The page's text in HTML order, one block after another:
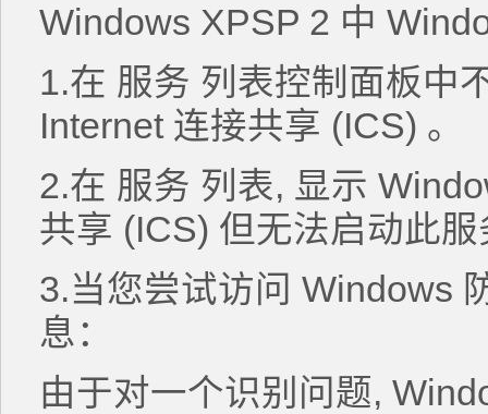
Windows XPSP 2 中
1.在 服务 列表控制面板中
Internet 连接共享 (ICS) 。
2.在 服务 列表, 显示
共享 (ICS) 但无法启动此
3.当您尝试访问 Windows
息：
由于对一个识别问题,